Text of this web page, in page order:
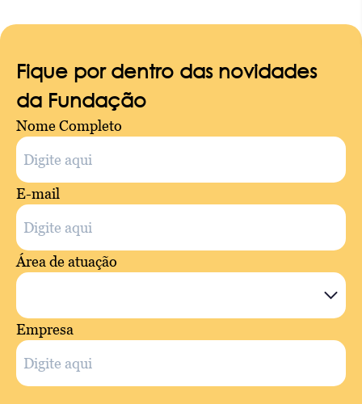
Fique por dentro das novidades
da Fundação
Nome Completo
E-mail
Área de atuação
Empresa